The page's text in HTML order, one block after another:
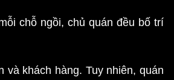
chỗ ngồi, chủ quán đều bố trí
khách hàng. Tuy nhiên, quán